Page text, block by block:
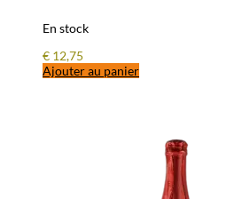
En stock
€ 12,75
Ajouter au panier